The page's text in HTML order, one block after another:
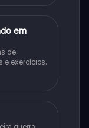
em
de
e exercícios.